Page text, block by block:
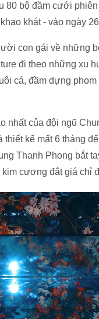
80 bộ đầm cưới
khát - vào ngày
con gái về những
đi theo những xu
cá, đầm dựng
nhất của đội ngũ
kế mất 6 tháng
Thanh Phong bắt
cương đắt giá chỉ